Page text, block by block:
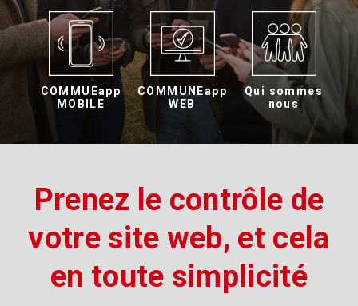
COMMUEapp
MOBILE
COMMUNEapp
WEB
Qui sommes
nous
Prenez le contrôle de
votre site web, et cela
en toute simplicité